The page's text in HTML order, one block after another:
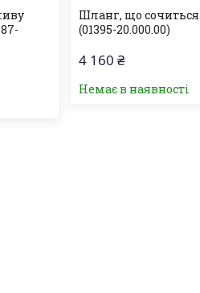
Шланг, що
(01395-20.000.00)
4 160 ₴
Немає в наявності